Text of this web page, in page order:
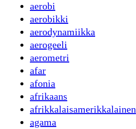
aerobi
aerobikki
aerodynamiikka
aerogeeli
aerometri
afar
afonia
afrikaans
afrikkalaisamerikkalainen
agama